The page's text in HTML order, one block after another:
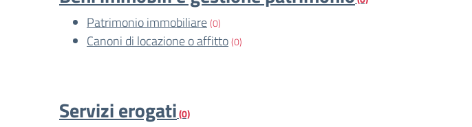
Patrimonio immobiliare(0)
Canoni di locazione o affitto(0)
Servizi erogati(0)